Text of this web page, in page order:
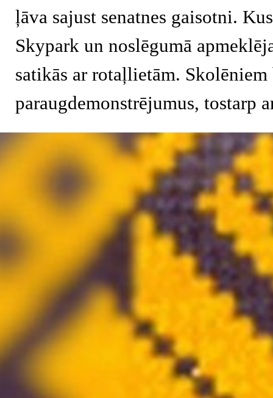
ļāva sajust senatnes gaisotni.
Skypark un noslēgumā
satikās ar rotaļlietām.
paraugdemonstrējumus, tostarp
Atgriezties pie satura